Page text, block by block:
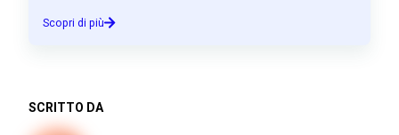
Scopri di più
SCRITTO DA